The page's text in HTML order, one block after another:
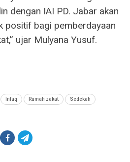
dengan IAI PD. Jabar akan
positif bagi pemberdayaan
ujar Mulyana Yusuf.
Infaq Rumah zakat Sedekah